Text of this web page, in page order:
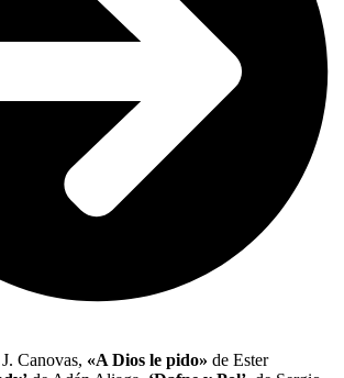
Canovas, «A Dios le pido» de Ester